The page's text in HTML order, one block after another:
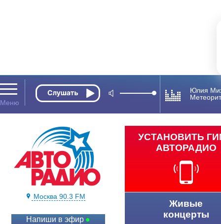
Юлия
Метеорит
Москва 90.3 FM
Напиши в эфир
УСТАНОВИТЬ
АВТОРАДИО
Живые
концерты